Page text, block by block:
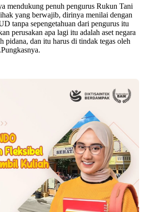
mendukung penuh pengurus Rukun Tani
yang berwajib, dirinya menilai dengan
tanpa sepengetahuan dari pengurus itu
perusakan apa lagi itu adalah aset negara
pidana, dan itu harus di tindak tegas oleh